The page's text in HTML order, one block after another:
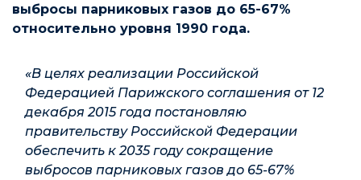
выбросы парниковых газов до 65-67%
относительно уровня 1990 года.
«В целях реализации Российской
Федерацией Парижского соглашения от 12
декабря 2015 года постановляю
правительству Российской Федерации
обеспечить к 2035 году сокращение
выбросов парниковых газов до 65-67%